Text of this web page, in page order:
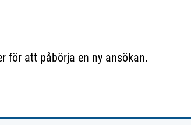
för att påbörja en ny ansökan.